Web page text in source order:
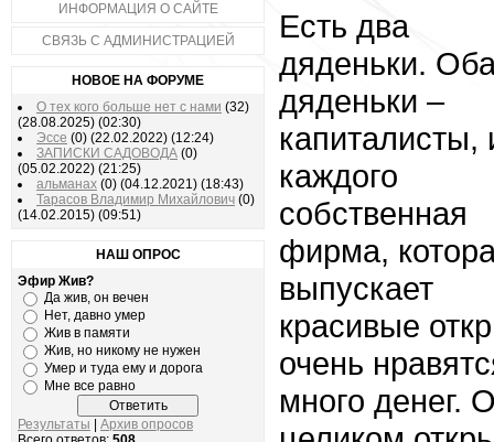
ИНФОРМАЦИЯ О САЙТЕ
СВЯЗЬ С АДМИНИСТРАЦИЕЙ
НОВОЕ НА ФОРУМЕ
О тех кого больше нет с нами (32)
(28.08.2025) (02:30)
Эссе (0) (22.02.2022) (12:24)
ЗАПИСКИ САДОВОДА (0)
(05.02.2022) (21:25)
альманах (0) (04.12.2021) (18:43)
Тарасов Владимир Михайлович (0)
(14.02.2015) (09:51)
НАШ ОПРОС
Эфир Жив?
Да жив, он вечен
Нет, давно умер
Жив в памяти
Жив, но никому не нужен
Умер и туда ему и дорога
Мне все равно
Результаты
Архив опросов
Есть два
дяденьки.
дяденьки –
капиталисты,
каждого
собственная
фирма,
выпускает
красивые
очень
много денег.